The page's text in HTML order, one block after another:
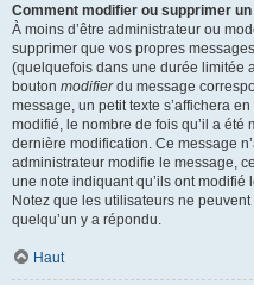
Comment modifier ou supprimer
À moins d’être administrateur ou
supprimer que vos propres
(quelquefois dans une durée limitée
bouton modifierdu message
message, un petit texte s’affichera
modifié, le nombre de fois qu’il a été
dernière modification. Ce message
administrateur modifie le message,
une note indiquant qu’ils ont
Notez que les utilisateurs ne
quelqu’un y a répondu.
Haut